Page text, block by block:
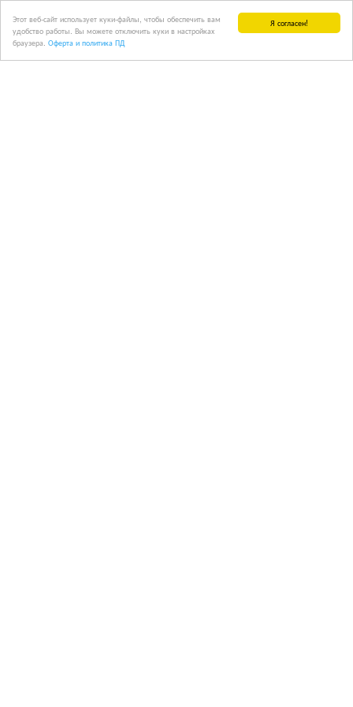
Я согласен!
Этот веб-сайт использует куки-файлы, чтобы обеспечить вам
удобство работы. Вы можете отключить куки в настройках
браузера. Оферта и политика ПД